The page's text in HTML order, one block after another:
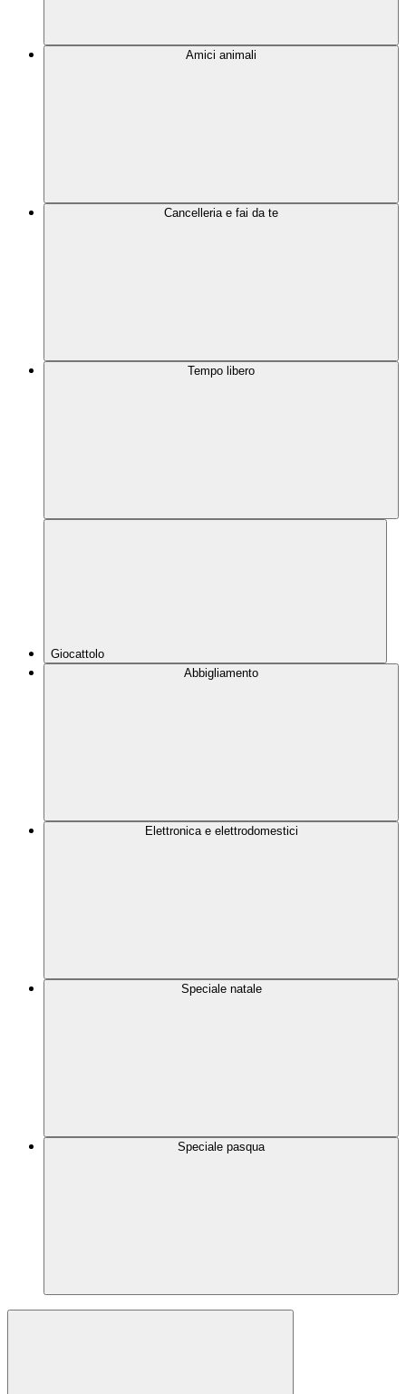
Amici animali
Cancelleria e fai da te
Tempo libero
Giocattolo
Abbigliamento
Elettronica e elettrodomestici
Speciale natale
Speciale pasqua